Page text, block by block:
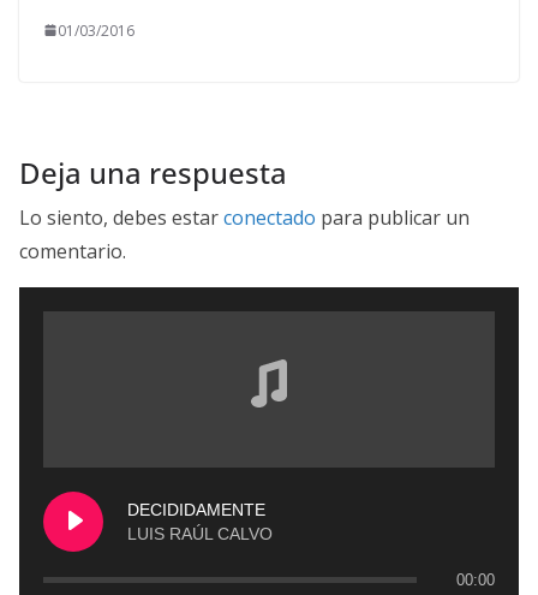
01/03/2016
Deja una respuesta
Lo siento, debes estarconectado para publicar un
comentario.
DECIDIDAMENTE
LUIS RAÚL CALVO
00:00